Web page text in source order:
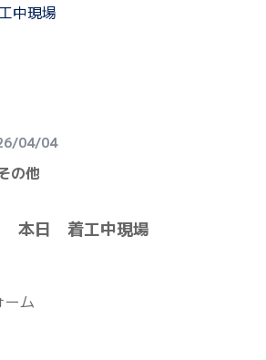
中現場
04/04
の他
本日 着工中現場
ム